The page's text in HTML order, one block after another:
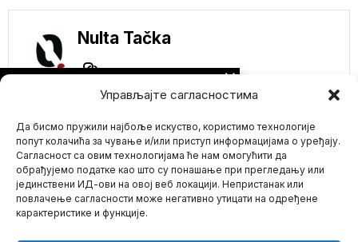
Управљајте сагласностима
Да бисмо пружили најбоље искуство, користимо технологије
попут колачића за чување и/или приступ информацијама о уређају.
Сагласност са овим технологијама ће нам омогућити да
обрађујемо податке као што су понашање при прегледању или
јединствени ИД-ови на овој веб локацији. Непристанак или
повлачење сагласности може негативно утицати на одређене
карактеристике и функције.
Nulta Tačka
Mario zna Youtube
NE PROPUSTITE
POSLE SRAMNOG
SANKCIJA
BELORORUSIJI OD
STRANE SRBIJE
OGLASIO SE DAČIĆ
Posle sramnog uvođenja
novih sankcija bratskoj
Belorusiji od strane naše